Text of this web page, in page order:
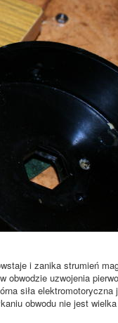
i zanika strumień
obwodzie uzwojenia
siła
obwodu nie jest